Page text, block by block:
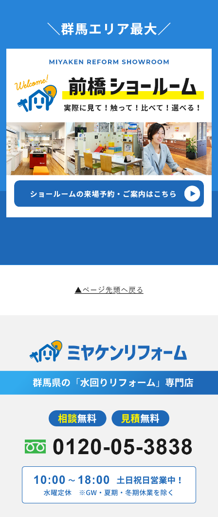
2020年10月(7記事)
2020年9月(7記事)
2020年8月(4記事)
2020年7月(7記事)
2020年6月(7記事)
2020年5月(3記事)
2020年4月(5記事)
2020年3月(6記事)
2019年12月(4記事)
2019年10月(8記事)
2019年9月(14記事)
2019年7月(1記事)
2019年5月(4記事)
2019年4月(9記事)
2019年2月(10記事)